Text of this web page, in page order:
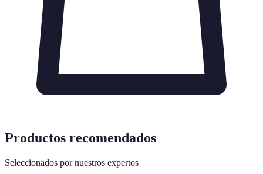
Productos recomendados
Seleccionados por nuestros expertos